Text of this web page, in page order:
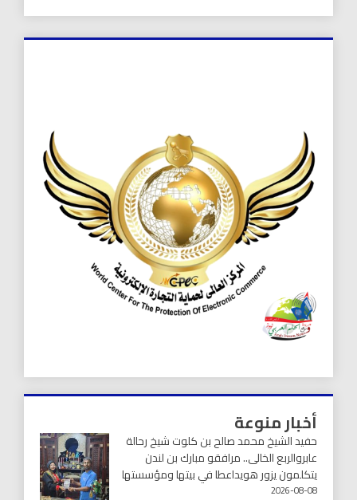
أخبار منوعة
حفيد الشيخ محمد صالح بن كلوت شيخ رحالة
عابروالربع الخالى.. مرافقو مبارك بن لندن
يتكلمون يزور هويداعطا في بيتها ومؤسستها
2026-08-08